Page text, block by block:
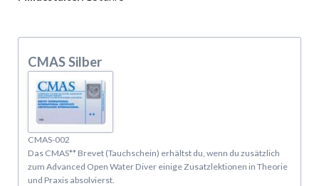
CMAS Silber
CMAS-002
Das CMAS** Brevet (Tauchschein) erhältst du, wenn du zusätzlich
zum Advanced Open Water Diver einige Zusatzlektionen in Theorie
und Praxis absolvierst.